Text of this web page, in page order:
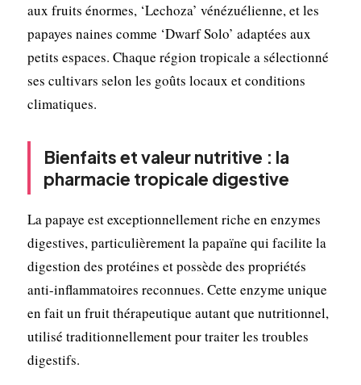
aux fruits énormes, ‘Lechoza’ vénézuélienne, et les
papayes naines comme ‘Dwarf Solo’ adaptées aux
petits espaces. Chaque région tropicale a sélectionné
ses cultivars selon les goûts locaux et conditions
climatiques.
Bienfaits et valeur nutritive : la
pharmacie tropicale digestive
La papaye est exceptionnellement riche en enzymes
digestives, particulièrement la papaïne qui facilite la
digestion des protéines et possède des propriétés
anti-inflammatoires reconnues. Cette enzyme unique
en fait un fruit thérapeutique autant que nutritionnel,
utilisé traditionnellement pour traiter les troubles
digestifs.